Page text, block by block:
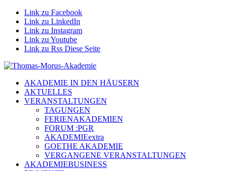
Link zu Facebook
Link zu LinkedIn
Link zu Instagram
Link zu Youtube
Link zu Rss Diese Seite
AKADEMIE IN DEN HÄUSERN
AKTUELLES
VERANSTALTUNGEN
TAGUNGEN
FERIENAKADEMIEN
FORUM :PGR
AKADEMIEextra
GOETHE AKADEMIE
VERGANGENE VERANSTALTUNGEN
AKADEMIEBUSINESS